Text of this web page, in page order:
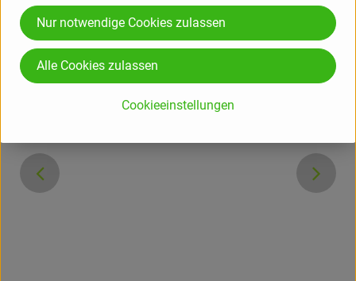
Cookieeinstellungen
Nur notwendige Cookies zulassen
Alle Cookies zulassen